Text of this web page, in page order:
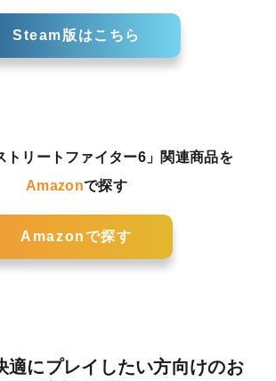
Steam版はこちら
トリートファイター6」関連商品を
Amazonで探す
Amazonで探す
適にプレイしたい方向けのお